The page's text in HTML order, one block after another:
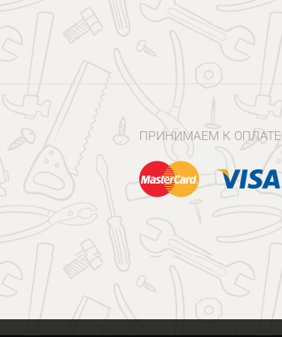
ПРИНИМАЕМ К ОПЛАТЕ